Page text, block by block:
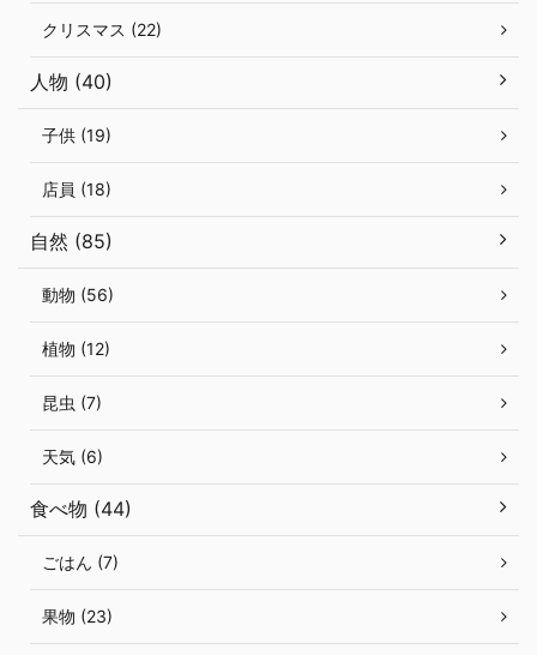
クリスマス (22)
人物 (40)
子供 (19)
店員 (18)
自然 (85)
動物 (56)
植物 (12)
昆虫 (7)
天気 (6)
食べ物 (44)
ごはん (7)
果物 (23)